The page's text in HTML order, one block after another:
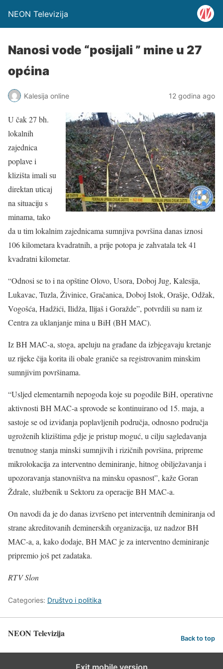
NEON Televizija
Nanosi vode “posijali ” mine u 27
općina
Kalesija online 12 godina ago
U čak 27 bh.
lokalnih
zajednica
poplave i
klizišta imali su
direktan uticaj
na situaciju s
minama, tako
da u tim lokalnim zajednicama sumnjiva površina danas iznosi
106 kilometara kvadratnih, a prije potopa je zahvatala tek 41
kvadratni kilometar.
“Odnosi se to i na opštine Olovo, Usora, Doboj Jug, Kalesija,
Lukavac, Tuzla, Živinice, Gračanica, Doboj Istok, Orašje, Odžak,
Vogošća, Hadžići, Ilidža, Ilijaš i Goražde”, potvrdili su nam iz
Centra za uklanjanje mina u BiH (BH MAC).
Iz BH MAC-a, stoga, apeluju na građane da izbjegavaju kretanje
uz rijeke čija korita ili obale graniče sa registrovanim minskim
sumnjivim površinama.
“Usljed elementarnih nepogoda koje su pogodile BiH, operativne
aktivnosti BH MAC-a sprovode se kontinuirano od 15. maja, a
sastoje se od izviđanja poplavljenih područja, odnosno područja
ugroženih klizištima gdje je pristup moguć, u cilju sagledavanja
trenutnog stanja minski sumnjivih i rizičnih površina, pripreme
mikrolokacija za interventno deminiranje, hitnog obilježavanja i
upozoravanja stanovništva na minsku opasnost”, kaže Goran
Ždrale, službenik u Sektoru za operacije BH MAC-a.
On navodi da je do danas izvršeno pet interventnih deminiranja od
strane akreditovanih deminerskih organizacija, uz nadzor BH
MAC-a, a, kako dodaje, BH MAC je za interventno deminiranje
pripremio još pet zadataka.
RTV Slon
Categories: Društvo i politika
NEON Televizija Back to top
Exit mobile version